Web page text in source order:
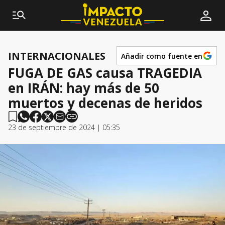
INTERNACIONALES Añadir como fuente en
FUGA DE GAS causa TRAGEDIA
en IRÁN: hay más de 50
muertos y decenas de heridos
23 de septiembre de 2024 | 05:35